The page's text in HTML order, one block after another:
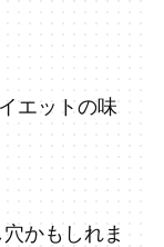
エットの味
かもしれま